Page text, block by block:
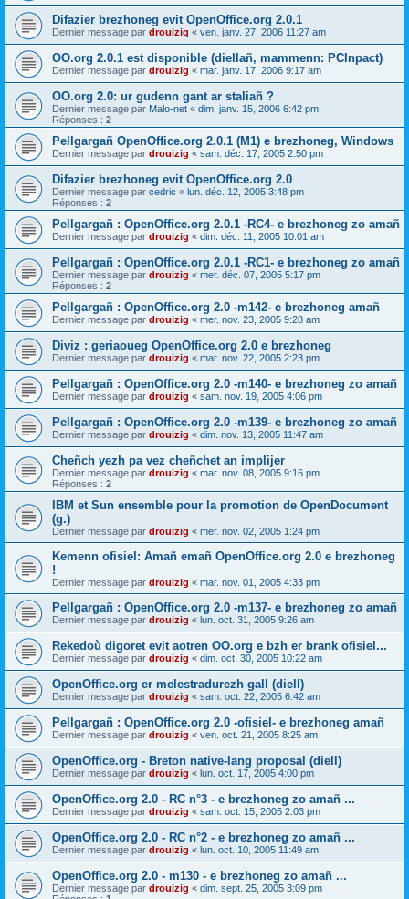
Difazier brezhoneg evit OpenOffice.org 2.0.1
Dernier message par drouizig « ven. janv. 27, 2006 11:27 am
OO.org 2.0.1 est disponible (diellañ, mammenn: PCInpact)
Dernier message par drouizig « mar. janv. 17, 2006 9:17 am
OO.org 2.0: ur gudenn gant ar staliañ ?
Dernier message par Malo-net « dim. janv. 15, 2006 6:42 pm
Réponses : 2
Pellgargañ OpenOffice.org 2.0.1 (M1) e brezhoneg, Windows
Dernier message par drouizig « sam. déc. 17, 2005 2:50 pm
Difazier brezhoneg evit OpenOffice.org 2.0
Dernier message par cedric « lun. déc. 12, 2005 3:48 pm
Réponses : 2
Pellgargañ : OpenOffice.org 2.0.1 -RC4- e brezhoneg zo amañ
Dernier message par drouizig « dim. déc. 11, 2005 10:01 am
Pellgargañ : OpenOffice.org 2.0.1 -RC1- e brezhoneg zo amañ
Dernier message par drouizig « mer. déc. 07, 2005 5:17 pm
Réponses : 2
Pellgargañ : OpenOffice.org 2.0 -m142- e brezhoneg amañ
Dernier message par drouizig « mer. nov. 23, 2005 9:28 am
Diviz : geriaoueg OpenOffice.org 2.0 e brezhoneg
Dernier message par drouizig « mar. nov. 22, 2005 2:23 pm
Pellgargañ : OpenOffice.org 2.0 -m140- e brezhoneg zo amañ
Dernier message par drouizig « sam. nov. 19, 2005 4:06 pm
Pellgargañ : OpenOffice.org 2.0 -m139- e brezhoneg zo amañ
Dernier message par drouizig « dim. nov. 13, 2005 11:47 am
Cheñch yezh pa vez cheñchet an implijer
Dernier message par drouizig « mar. nov. 08, 2005 9:16 pm
Réponses : 2
IBM et Sun ensemble pour la promotion de OpenDocument
(g.)
Dernier message par drouizig « mer. nov. 02, 2005 1:24 pm
Kemenn ofisiel: Amañ emañ OpenOffice.org 2.0 e brezhoneg
!
Dernier message par drouizig « mar. nov. 01, 2005 4:33 pm
Pellgargañ : OpenOffice.org 2.0 -m137- e brezhoneg zo amañ
Dernier message par drouizig « lun. oct. 31, 2005 9:26 am
Rekedoù digoret evit aotren OO.org e bzh er brank ofisiel...
Dernier message par drouizig « dim. oct. 30, 2005 10:22 am
OpenOffice.org er melestradurezh gall (diell)
Dernier message par drouizig « sam. oct. 22, 2005 6:42 am
Pellgargañ : OpenOffice.org 2.0 -ofisiel- e brezhoneg amañ
Dernier message par drouizig « ven. oct. 21, 2005 8:25 am
OpenOffice.org - Breton native-lang proposal (diell)
Dernier message par drouizig « lun. oct. 17, 2005 4:00 pm
OpenOffice.org 2.0 - RC n°3 - e brezhoneg zo amañ ...
Dernier message par drouizig « sam. oct. 15, 2005 2:03 pm
OpenOffice.org 2.0 - RC n°2 - e brezhoneg zo amañ ...
Dernier message par drouizig « lun. oct. 10, 2005 11:49 am
OpenOffice.org 2.0 - m130 - e brezhoneg zo amañ ...
Dernier message par drouizig « dim. sept. 25, 2005 3:09 pm